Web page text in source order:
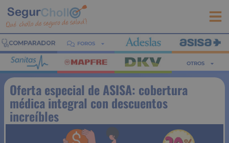
FOROS
OTROS
Oferta especial de ASISA: cobertura
médica integral con descuentos
increíbles